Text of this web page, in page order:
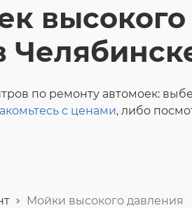
высокого
по ремонту автомоек:
с ценами, либо
Мойки высокого давления